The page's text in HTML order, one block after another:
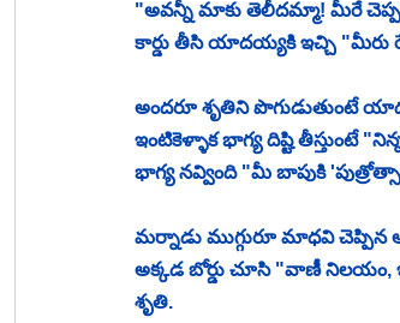
"అవన్నీ మాకు తెలీదమ్మా! మీరే
కార్డు తీసి యాదయ్యకి ఇచ్చి "మీరు
అందరూ శృతిని పొగుడుతుంటే
ఇంటికెళ్ళాక భాగ్య దిష్టి
భాగ్య నవ్వింది "మీ బాపుకి
మర్నాడు ముగ్గురూ మాధవి చెప్పిన
అక్కడ బోర్డు చూసి "వాణీ నిలయం,
శృతి.